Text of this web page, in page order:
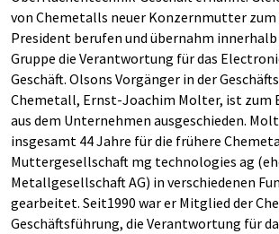
von Chemetalls neuer Konzernmutter zum
President berufen und übernahm innerhalb
Gruppe die Verantwortung für das
Geschäft. Olsons Vorgänger in der
Chemetall, Ernst-Joachim Molter, ist zum
aus dem Unternehmen ausgeschieden.
insgesamt 44 Jahre für die frühere
Muttergesellschaft mg technologies ag
Metallgesellschaft AG) in verschiedenen
gearbeitet. Seit1990 war er Mitglied der
Geschäftsführung, die Verantwortung für